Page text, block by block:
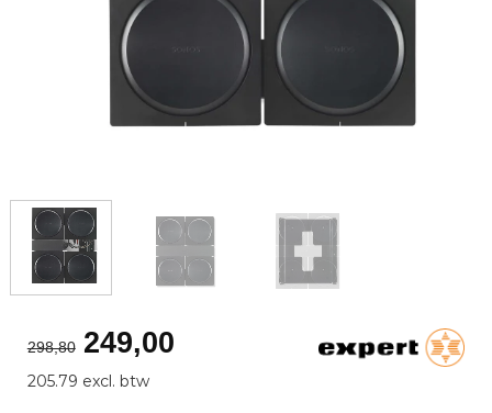
298,80 Oorspronkelijke
prijs
was:
249,00Huidige
205.79 excl. btw